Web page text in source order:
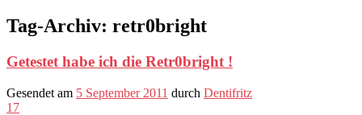
Tag-Archiv: retr0bright
Getestet habe ich die Retr0bright !
Gesendet am 5 September 2011 durch Dentifritz
17